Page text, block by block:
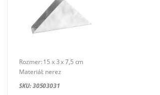
Rozmer: 15 x 3 x 7,5 cm
Materiál: nerez
SKU: 30503031